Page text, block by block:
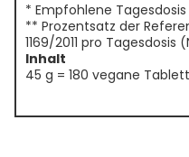
* Empfohlene Tagesdosis
** Prozentsatz der
1169/2011 pro
Inhalt
45 g = 180 vegane